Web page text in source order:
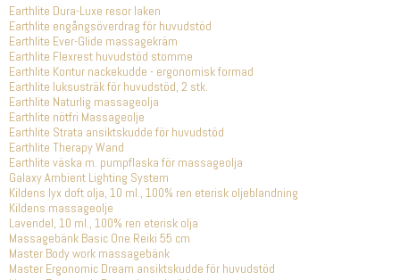
Earthlite Dura-Luxe resor laken
Earthlite engångsöverdrag för huvudstöd
Earthlite Ever-Glide massagekräm
Earthlite Flexrest huvudstöd stomme
Earthlite Kontur nackekudde - ergonomisk formad
Earthlite luksusträk för huvudstöd, 2 stk.
Earthlite Naturlig massageolja
Earthlite nötfri Massageolje
Earthlite Strata ansiktskudde för huvudstöd
Earthlite Therapy Wand
Earthlite väska m. pumpflaska för massageolja
Galaxy Ambient Lighting System
Kildens lyx doft olja, 10 ml., 100% ren eterisk oljeblandning
Kildens massageolje
Lavendel, 10 ml., 100% ren eterisk olja
Massagebänk Basic One Reiki 55 cm
Master Body work massagebänk
Master Ergonomic Dream ansiktskudde för huvudstöd